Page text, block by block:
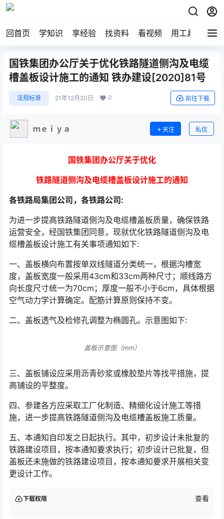
回首页 学知识 享经验 找资料 看视频 用工具 论技
国铁集团办公厅关于优化铁路隧道侧沟及电缆
槽盖板设计施工的通知 铁办建设[2020]81号
法规标准 21年12月20日 0 前往下载
ｍｅｉｙａ 关注 私信
国铁集团办公厅关于优化
铁路隧道侧沟及电缆槽盖板设计施工的通知
各铁路局集团公司，各铁路公司:
为进一步提高铁路隧道侧沟及电缆槽盖板质量，确保铁路
运营安全，经国铁集团同意，现就优化铁路隧道侧沟及电
缆槽盖板设计施工有关事项通知如下:
一、盖板横向布置按单双线隧道分类统一，根据沟槽宽
度，盖板宽度一般采用43cm和33cm两种尺寸；顺线路方
向长度尺寸统一为70cm；厚度一般不小于6cm，具体根据
空气动力学计算确定。配筋计算原则保持不变。󠅅󠅃󠄵󠅂󠄪󠇖󠆨󠆨󠇕󠆞󠆒󠅬󠇘󠆭󠆘󠇙󠆝󠅵󠇗󠆭󠆁󠄐󠇗󠅹󠅸󠇖󠆍󠅳󠇖󠅹󠅰󠇖󠆌󠅹
二、盖板透气及检修孔调整为椭圆孔。示意图如下:
盖板示意图（mm）
三、盖板铺设应采用沥青砂浆或橡胶垫片等找平措施，提
高铺设的平整度。
四、参建各方应采取工厂化制造、精细化设计施工等措
施，进一步提高铁路隧道侧沟及电缆槽盖板施工质量。
五、本通知自印发之日起执行。其中，初步设计未批复的
铁路建设项目，按本通知要求执行；初步设计已批复，但
盖板还未施做的铁路建设项目，按本通知要求开展相关变
更设计工作。󠅅󠅃󠄵󠅂󠄪󠇖󠆨󠆨󠇕󠆞󠆒󠅬󠇘󠆭󠆘󠇙󠆝󠅵󠇗󠆭󠆁󠄐󠇗󠅹󠅸󠇖󠆍󠅳󠇖󠅹󠅰󠇖󠆌󠅹
下载权限 查看